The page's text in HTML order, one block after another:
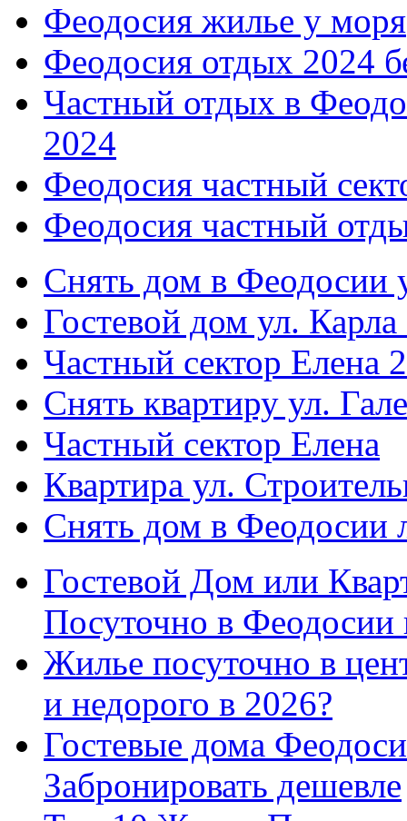
Феодосия жилье у моря
Феодосия отдых 2024
Частный отдых в
2024
Феодосия частный
Феодосия частный
Снять дом в Феодосии
Гостевой дом ул.
Частный сектор Елена 2
Снять квартиру ул.
Частный сектор Елена
Квартира ул.
Снять дом в Феодосии
Гостевой Дом или
Посуточно в Феодосии
Жилье посуточно в
и недорого в 2026?
Гостевые дома
Забронировать дешевле